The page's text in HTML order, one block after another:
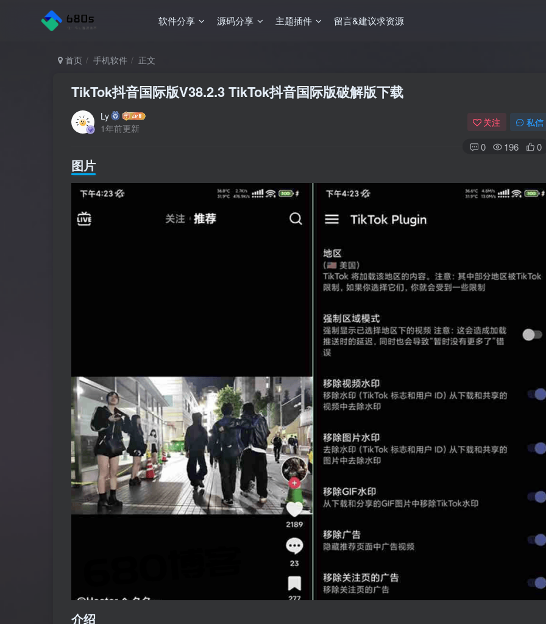
软件分享 源码分享 主题插件 留言&建议求资源
首页 手机软件 正文
TikTok抖音国际版V38.2.3 TikTok抖音国际版破解版下载
Ly
1年前更新
关注 私信
0 196 0
图片
介绍